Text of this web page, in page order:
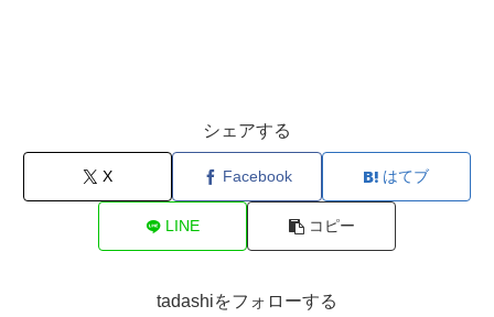
シェアする
X Facebook はてブ
LINE コピー
tadashiをフォローする